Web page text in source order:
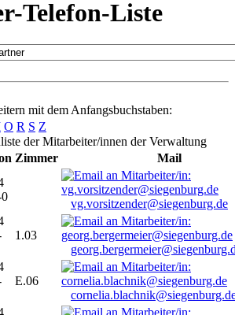
Telefon-Liste
mit dem Anfangsbuchstaben:
O R S Z
der Mitarbeiter/innen der Verwaltung
Zimmer
Mail
vg.vorsitzender@siegenburg.de
1.03
E.06